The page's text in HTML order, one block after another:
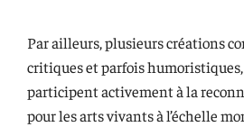
Par ailleurs, plusieurs créations
critiques et parfois
participent activement à la
pour les arts vivants à l’échelle